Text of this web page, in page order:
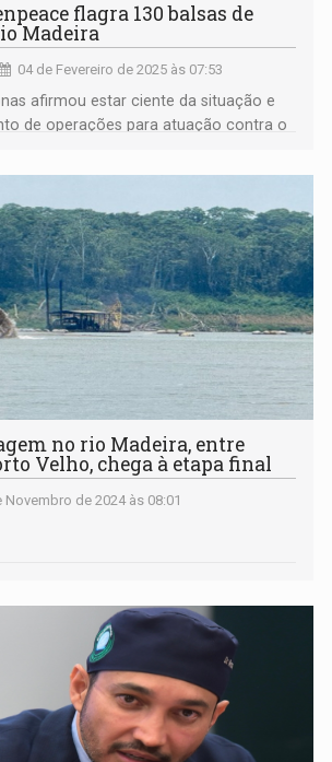
flagra 130 balsas de
Madeira
04 de Fevereiro de 2025 às 07:53
afirmou estar ciente da situação e
de operações para atuação contra o
no rio Madeira, entre
Velho, chega à etapa final
Novembro de 2024 às 08:01